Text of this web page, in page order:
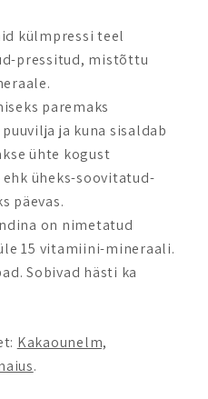
külmpressi teel
pressitud, mistõttu
paremaks
ja kuna sisaldab
ühte kogust
ehk üheks-soovitatud-
päevas.
on nimetatud
15 vitamiini-mineraali.
Sobivad hästi ka
Kakaounelm,
.